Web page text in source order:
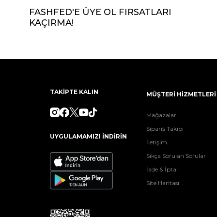
FASHFED'E ÜYE OL FIRSATLARI
KAÇIRMA!
TAKİPTE KALIN
UYGULAMAMIZI İNDİRİN
MÜŞTERİ HİZMETLERİ
Mağazalar
Sipariş Takibi
İletişim
Sıkça Sorulan Sorular
İade & İptal
Site Haritası